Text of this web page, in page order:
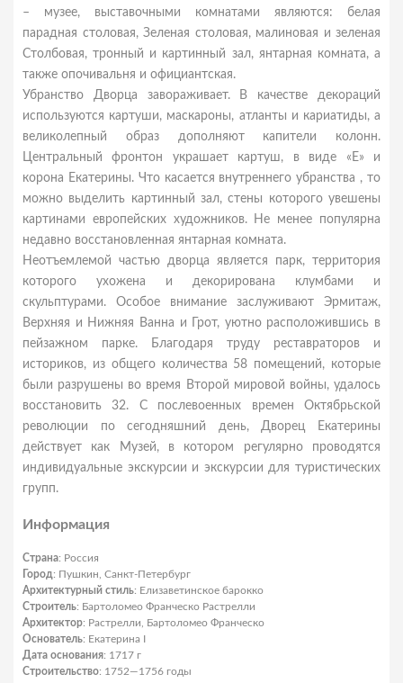
– музее, выставочными комнатами являются: белая
парадная столовая, Зеленая столовая, малиновая и зеленая
Столбовая, тронный и картинный зал, янтарная комната, а
также опочивальня и официантская.
Убранство Дворца завораживает. В качестве декораций
используются картуши, маскароны, атланты и кариатиды, а
великолепный образ дополняют капители колонн.
Центральный фронтон украшает картуш, в виде «Е» и
корона Екатерины. Что касается внутреннего убранства , то
можно выделить картинный зал, стены которого увешены
картинами европейских художников. Не менее популярна
недавно восстановленная янтарная комната.
Неотъемлемой частью дворца является парк, территория
которого ухожена и декорирована клумбами и
скульптурами. Особое внимание заслуживают Эрмитаж,
Верхняя и Нижняя Ванна и Грот, уютно расположившись в
пейзажном парке. Благодаря труду реставраторов и
историков, из общего количества 58 помещений, которые
были разрушены во время Второй мировой войны, удалось
восстановить 32. С послевоенных времен Октябрьской
революции по сегодняшний день, Дворец Екатерины
действует как Музей, в котором регулярно проводятся
индивидуальные экскурсии и экскурсии для туристических
групп.
Информация
Страна: Россия
Город: Пушкин, Санкт-Петербург
Архитектурный стиль: Елизаветинское барокко
Строитель: Бартоломео Франческо Растрелли
Архитектор: Растрелли, Бартоломео Франческо
Основатель: Екатерина I
Дата основания: 1717 г
Строительство: 1752—1756 годы